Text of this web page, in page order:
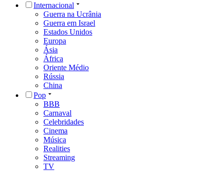
Internacional
Guerra na Ucrânia
Guerra em Israel
Estados Unidos
Europa
Ásia
África
Oriente Médio
Rússia
China
Pop
BBB
Carnaval
Celebridades
Cinema
Música
Realities
Streaming
TV